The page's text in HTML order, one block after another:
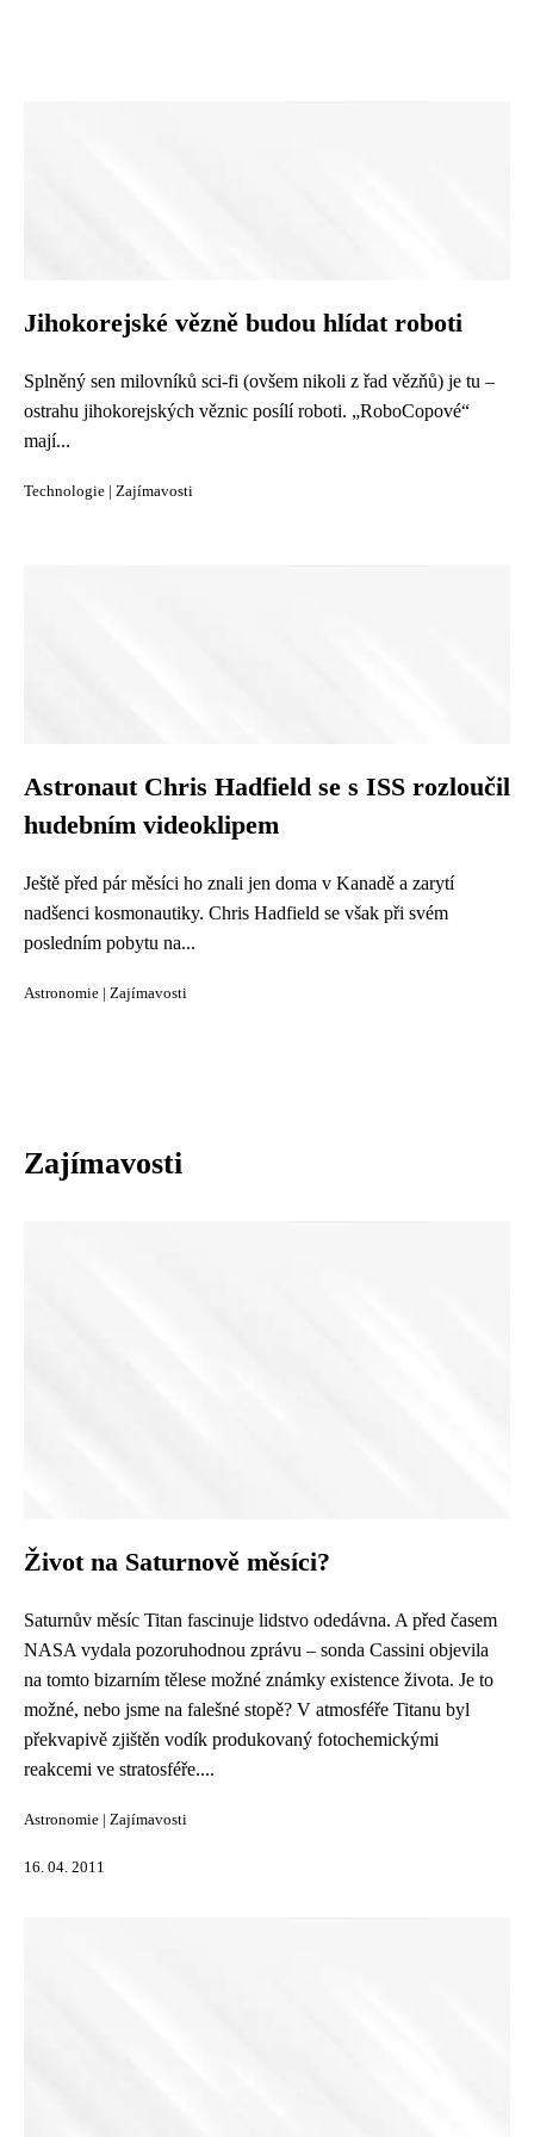
Jihokorejské vězně budou hlídat roboti
Splněný sen milovníků sci-fi (ovšem nikoli z řad vězňů) je tu –
ostrahu jihokorejských věznic posílí roboti. „RoboCopové“
mají...
Technologie Zajímavosti
Astronaut Chris Hadfield se s ISS rozloučil
hudebním videoklipem
Ještě před pár měsíci ho znali jen doma v Kanadě a zarytí
nadšenci kosmonautiky. Chris Hadfield se však při svém
posledním pobytu na...
Astronomie Zajímavosti
Zajímavosti
Život na Saturnově měsíci?
Saturnův měsíc Titan fascinuje lidstvo odedávna. A před časem
NASA vydala pozoruhodnou zprávu – sonda Cassini objevila
na tomto bizarním tělese možné známky existence života. Je to
možné, nebo jsme na falešné stopě? V atmosféře Titanu byl
překvapivě zjištěn vodík produkovaný fotochemickými
reakcemi ve stratosféře....
Astronomie Zajímavosti
16. 04. 2011